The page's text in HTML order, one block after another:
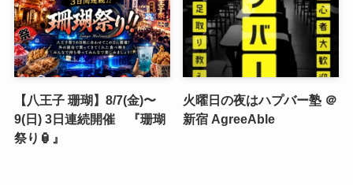
【八王子 珊瑚】8/7(金)〜
9(日) 3日連続開催 『珊瑚
祭り🏮』
火曜日の夜はハプバー塾 ＠
新宿 AgreeAble